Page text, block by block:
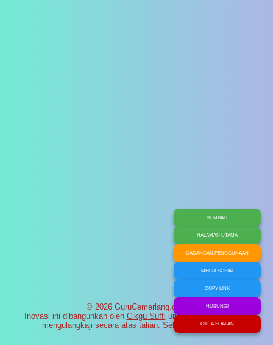
© 2026 GuruCemerlang.com
Inovasi ini dibangunkan oleh Cikgu Suffi untuk membantu murid
mengulangkaji secara atas talian. Selamat maju jaya!
KEMBALI
HALAMAN UTAMA
CADANGAN PENGGUNAAN
MEDIA SOSIAL
COPY LINK
HUBUNGI
CIPTA SOALAN